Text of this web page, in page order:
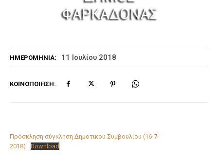
ΗΜΕΡΟΜΗΝΊΑ: 11 Ιουλίου 2018
ΚΟΙΝΟΠΟΊΗΣΗ:
Πρόσκληση σύγκληση Δημοτικού Συμβουλίου (16-7-
2018)
Download